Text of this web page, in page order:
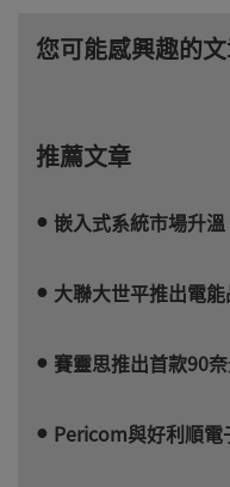
您可能感興趣的
推薦文章
嵌入式系統市場升
大聯大世平推出電
賽靈思推出首款90
Pericom與好利順電